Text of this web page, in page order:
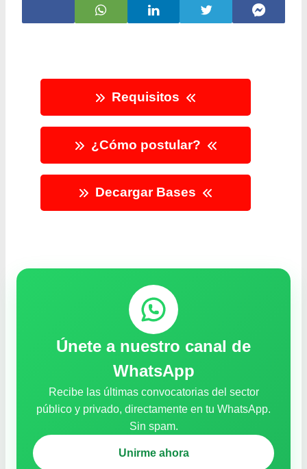
Requisitos
¿Cómo postular?
Decargar Bases
Únete a nuestro canal de
WhatsApp
Recibe las últimas convocatorias del sector
público y privado, directamente en tu WhatsApp.
Sin spam.
Unirme ahora